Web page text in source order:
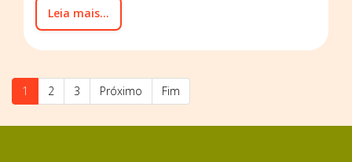
Leia mais...
1 2 3 Próximo Fim